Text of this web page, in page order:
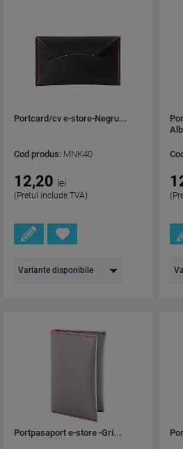
Portcard/cv e-store-Negru...
Cod produs: MNK40
12,20 lei
(Pretul include TVA)
Variante disponibile
Portpasaport e-store -Gri...